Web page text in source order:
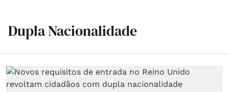
Dupla Nacionalidade